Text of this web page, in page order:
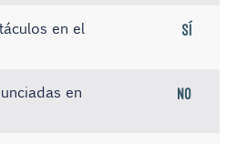
en el
Sí
en
No